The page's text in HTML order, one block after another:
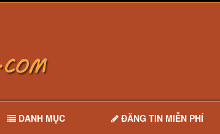
DANH MỤC ĐĂNG TIN MIỄN PHÍ